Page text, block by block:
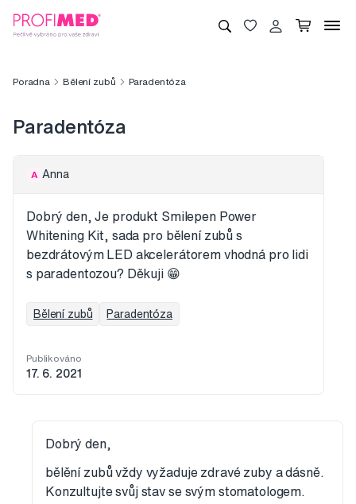
Poradna Bělení zubů Paradentóza
Paradentóza
A Anna
Dobrý den, Je produkt Smilepen Power
Whitening Kit, sada pro bělení zubů s
bezdrátovým LED akcelerátorem vhodná pro lidi
s paradentozou? Děkuji 😁
Bělení zubů Paradentóza
Publikováno
17. 6. 2021
Dobrý den,
bělění zubů vždy vyžaduje zdravé zuby a dásně.
Konzultujte svůj stav se svým stomatologem.